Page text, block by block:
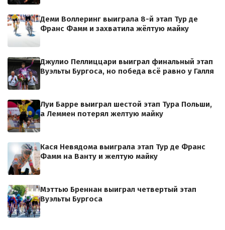
Деми Воллеринг выиграла 8-й этап Тур де
Франс Фамм и захватила жёлтую майку
Джулио Пеллиццари выиграл финальный этап
Вуэльты Бургоса, но победа всё равно у Галля
Луи Барре выиграл шестой этап Тура Польши,
а Леммен потерял желтую майку
Кася Невядома выиграла этап Тур де Франс
Фамм на Ванту и желтую майку
Мэттью Бреннан выиграл четвертый этап
Вуэльты Бургоса